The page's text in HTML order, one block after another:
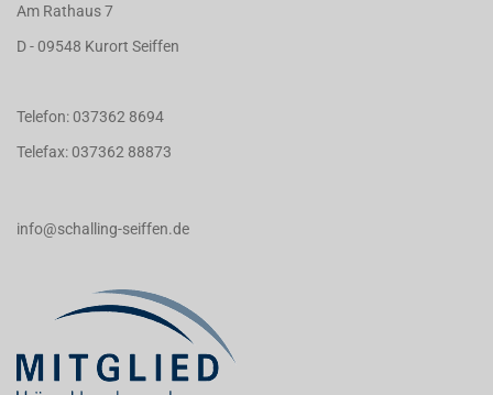
Am Rathaus 7
D - 09548 Kurort Seiffen
Telefon: 037362 8694
Telefax: 037362 88873
info@schalling-seiffen.de